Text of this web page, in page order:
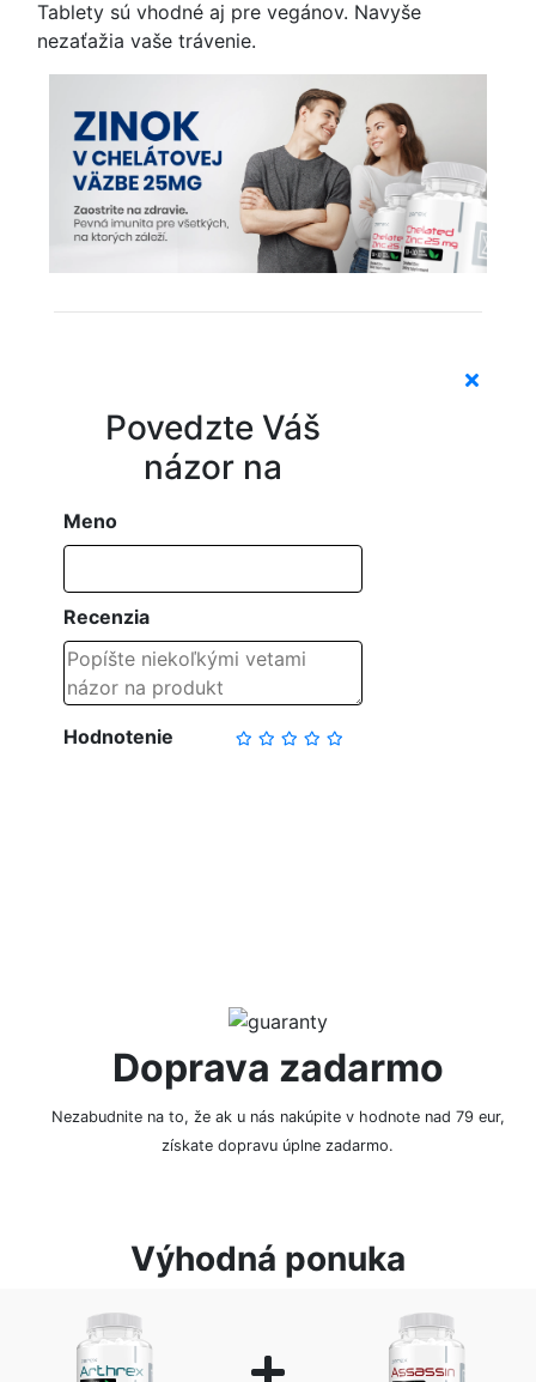
Tablety sú vhodné aj pre vegánov. Navyše
nezaťažia vaše trávenie.
Povedzte Váš
názor na
Meno
Recenzia
Hodnotenie
Doprava zadarmo
Nezabudnite na to, že ak u nás nakúpite v hodnote nad 79 eur,
získate dopravu úplne zadarmo.
Výhodná ponuka